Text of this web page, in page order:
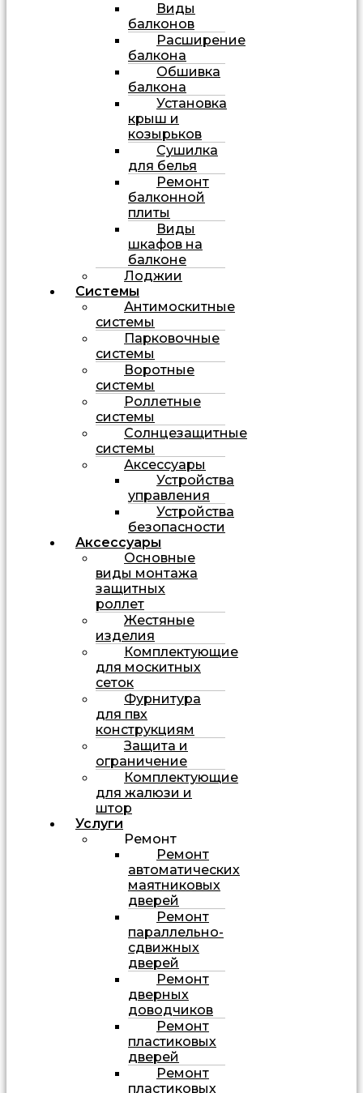
Виды
балконов
Расширение
балкона
Обшивка
балкона
Установка
крыш и
козырьков
Сушилка
для белья
Ремонт
балконной
плиты
Виды
шкафов на
балконе
Лоджии
Системы
Антимоскитные
системы
Парковочные
системы
Воротные
системы
Роллетные
системы
Солнцезащитные
системы
Аксессуары
Устройства
управления
Устройства
безопасности
Аксессуары
Основные
виды монтажа
защитных
роллет
Жестяные
изделия
Комплектующие
для москитных
сеток
Фурнитура
для пвх
конструкциям
Защита и
ограничение
Комплектующие
для жалюзи и
штор
Услуги
Ремонт
Ремонт
автоматических
маятниковых
дверей
Ремонт
параллельно-
сдвижных
дверей
Ремонт
дверных
доводчиков
Ремонт
пластиковых
дверей
Ремонт
пластиковых